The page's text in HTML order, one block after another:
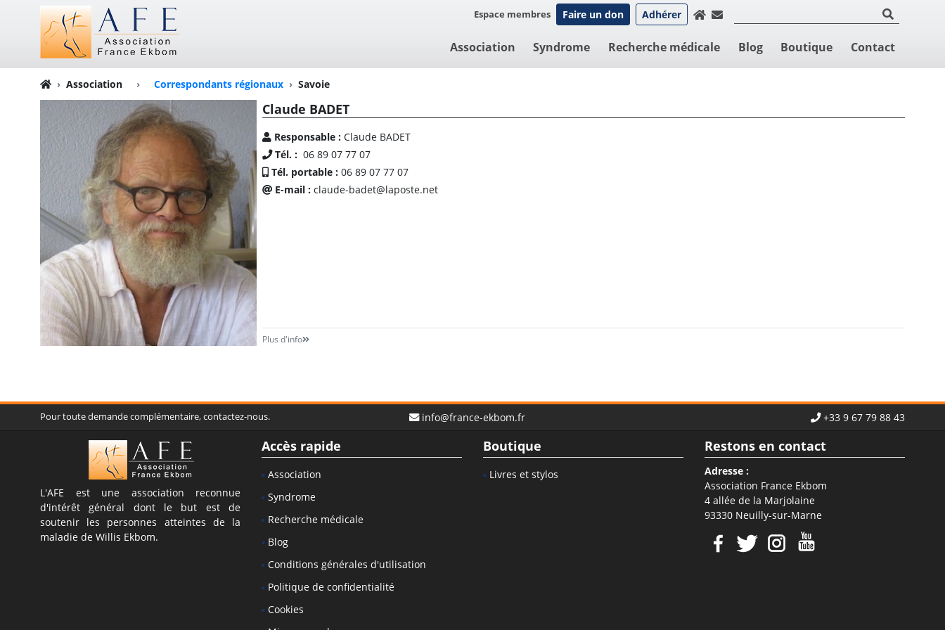
Espace membres Faire un don Adhérer
Association Syndrome Recherche médicale Blog Boutique Contact
Association › Correspondants régionaux Savoie
Claude BADET
Responsable : Claude BADET
Tél. : 06 89 07 77 07
Tél. portable : 06 89 07 77 07
E-mail : claude-badet@laposte.net
Plus d'info
Pour toute demande complémentaire, contactez-nous. info@france-ekbom.fr +33 9 67 79 88 43
L'AFE est une association reconnue
d'intérêt général dont le but est de
soutenir les personnes atteintes de la
maladie de Willis Ekbom.
Accès rapide
Association
Syndrome
Recherche médicale
Blog
Conditions générales d'utilisation
Politique de confidentialité
Cookies
Boutique
Livres et stylos
Restons en contact
Adresse :
Association France Ekbom
4 allée de la Marjolaine
93330 Neuilly-sur-Marne